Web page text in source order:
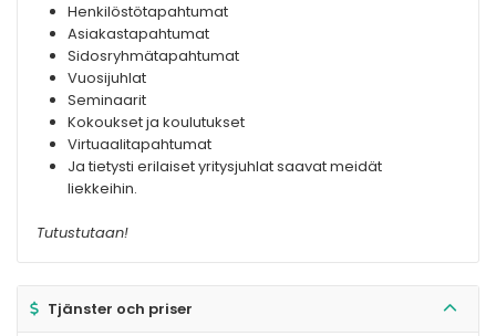
Henkilöstötapahtumat
Asiakastapahtumat
Sidosryhmätapahtumat
Vuosijuhlat
Seminaarit
Kokoukset ja koulutukset
Virtuaalitapahtumat
Ja tietysti erilaiset yritysjuhlat saavat meidät
liekkeihin.
Tutustutaan!
Tjänster och priser